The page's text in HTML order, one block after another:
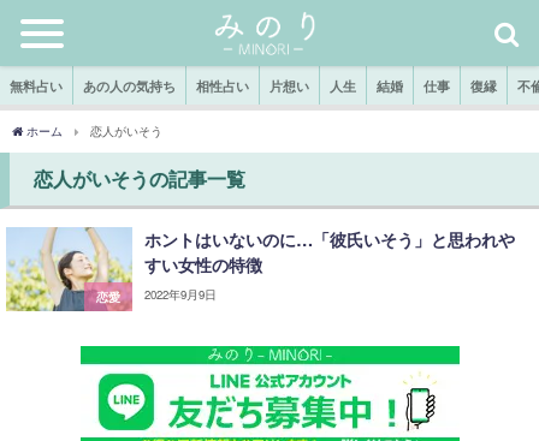
無料占い あの人の気持ち 相性占い 片想い 人生 結婚 仕事 復縁 不
ホーム 恋人がいそう
恋人がいそうの記事一覧
恋愛
ホントはいないのに…「彼氏いそう」と思われや
すい女性の特徴
2022年9月9日